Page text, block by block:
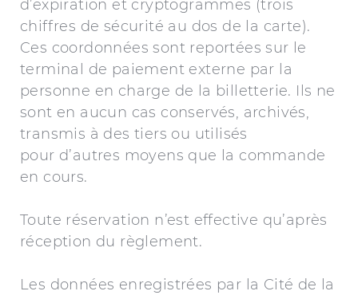
d’expiration et cryptogrammes (trois
chiffres de sécurité au dos de la carte).
Ces coordonnées sont reportées sur le
terminal de paiement externe par la
personne en charge de la billetterie. Ils ne
sont en aucun cas conservés, archivés,
transmis à des tiers ou utilisés
pour d’autres moyens que la commande
en cours.
Toute réservation n’est effective qu’après
réception du règlement.
Les données enregistrées par la Cité de la